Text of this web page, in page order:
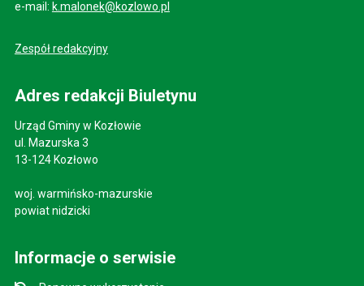
e-mail: k.malonek@kozlowo.pl
Zespół redakcyjny
Adres redakcji Biuletynu
Urząd Gminy w Kozłowie
ul. Mazurska 3
13-124 Kozłowo
woj. warmińsko-mazurskie
powiat nidzicki
Informacje o serwisie